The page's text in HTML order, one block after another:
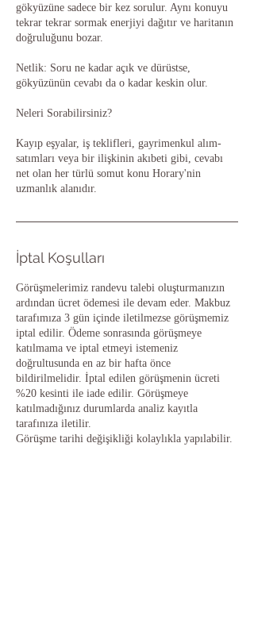
gökyüzüne sadece bir kez sorulur. Aynı konuyu
tekrar tekrar sormak enerjiyi dağıtır ve haritanın
doğruluğunu bozar.
Netlik: Soru ne kadar açık ve dürüstse,
gökyüzünün cevabı da o kadar keskin olur.
Neleri Sorabilirsiniz?
Kayıp eşyalar, iş teklifleri, gayrimenkul alım-
satımları veya bir ilişkinin akıbeti gibi, cevabı
net olan her türlü somut konu Horary'nin
uzmanlık alanıdır.
İptal Koşulları
Görüşmelerimiz randevu talebi oluşturmanızın
ardından ücret ödemesi ile devam eder. Makbuz
tarafımıza 3 gün içinde iletilmezse görüşmemiz
iptal edilir. Ödeme sonrasında görüşmeye
katılmama ve iptal etmeyi istemeniz
doğrultusunda en az bir hafta önce
bildirilmelidir. İptal edilen görüşmenin ücreti
%20 kesinti ile iade edilir. Görüşmeye
katılmadığınız durumlarda analiz kayıtla
tarafınıza iletilir.
Görüşme tarihi değişikliği kolaylıkla yapılabilir.